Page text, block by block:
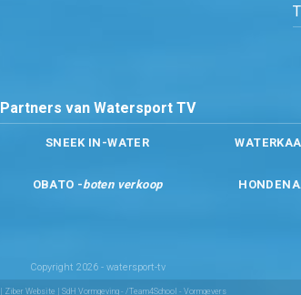
Partners van Watersport TV
SNEEK IN-WATER
OBATO -boten verkoop
Copyright 2026 - watersport-tv
Ziber Website | SdH Vormgeving - /Team4School - Vormgevers